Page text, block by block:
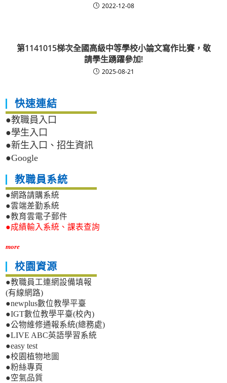
2022-12-08
第1141015梯次全國高級中等學校小論文寫作比賽，敬
請學生踴躍參加!
2025-08-21
快速連結
●教職員入口
●學生入口
●新生入口、招生資訊
●Google
教職員系統
●網路請購系統
●雲端差勤系統
●教育雲電子郵件
●成績輸入系統、課表查詢
more
校園資源
●教職員工連網設備填報
(有線網路)
●newplus數位教學平臺
●IGT數位教學平臺(校內)
●公物維修通報系統(總務處)
●LIVE ABC英語學習系統
●easy test
●校園植物地圖
●粉絲專頁
●空氣品質